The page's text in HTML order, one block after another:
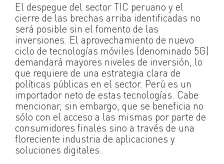
El despegue del sector TIC peruano y el
cierre de las brechas arriba identificadas no
será posible sin el fomento de las
inversiones. El aprovechamiento de nuevo
ciclo de tecnologías móviles (denominado 5G)
demandará mayores niveles de inversión, lo
que requiere de una estrategia clara de
políticas públicas en el sector. Perú es un
importador neto de estas tecnologías. Cabe
mencionar, sin embargo, que se beneficia no
sólo con el acceso a las mismas por parte de
consumidores finales sino a través de una
floreciente industria de aplicaciones y
soluciones digitales.